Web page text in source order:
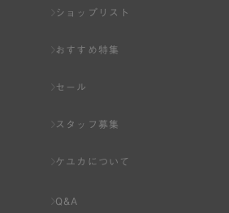
ショップリスト
おすすめ特集
セール
スタッフ募集
ケユカについて
Q&A